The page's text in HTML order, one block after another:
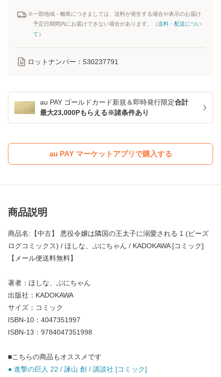
※一部地域・離島につきましては、送料が発生する場合や表示のお届け
予定日期間内にお届けできない場合があります。（送料・配送につい
て ）
ロットナンバー： 530237791
au PAY ゴールドカード新規＆即時発行限定合計
最大23,000Pもらえる※諸条件あり
au PAY マーケットアプリで購入する
商品説明
商品名:【中古】 悪役令嬢は隣国の王太子に溺愛される 1 (ビーズ
ログコミックス) / ほしな、ぷにちゃん / KADOKAWA [コミック]
【メール便送料無料】
著者：ほしな、ぷにちゃん
出版社：KADOKAWA
サイズ：コミック
ISBN-10：4047351997
ISBN-13：9784047351998
■こちらの商品もオススメです
● 進撃の巨人 22 / 諫山 創 / 講談社 [コミック]